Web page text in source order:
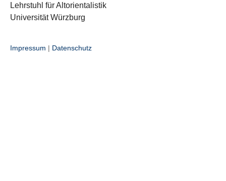
Lehrstuhl für Altorientalistik
Universität Würzburg
Impressum | Datenschutz